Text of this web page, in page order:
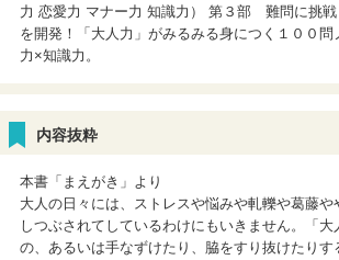
力 恋愛力 マナー力 知識力） 第３部 難問に挑
を開発！「大人力」がみるみる身につく１００
力×知識力。
内容抜粋
本書「まえがき」より
大人の日々には、ストレスや悩みや軋轢や葛藤
しつぶされてしているわけにもいきません。「
の、あるいは手なずけたり、脇をすり抜けたり